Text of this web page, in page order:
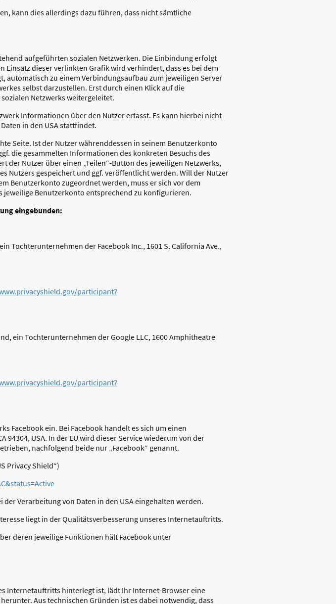
kann dies allerdings dazu führen, dass nicht sämtliche
aufgeführten sozialen Netzwerken. Die Einbindung erfolgt
dieser verlinkten Grafik wird verhindert, dass es bei dem
automatisch zu einem Verbindungsaufbau zum jeweiligen Server
selbst darzustellen. Erst durch einen Klick auf die
Netzwerks weitergeleitet.
Informationen über den Nutzer erfasst. Es kann hierbei nicht
in den USA stattfindet.
Seite. Ist der Nutzer währenddessen in seinem Benutzerkonto
die gesammelten Informationen des konkreten Besuchs des
der Nutzer über einen „Teilen“-Button des jeweiligen Netzwerks,
Nutzers gespeichert und ggf. veröffentlicht werden. Will der Nutzer
Benutzerkonto zugeordnet werden, muss er sich vor dem
jeweilige Benutzerkonto entsprechend zu konfigurieren.
eingebunden:
Tochterunternehmen der Facebook Inc., 1601 S. California Ave.,
participant?
ein Tochterunternehmen der Google LLC, 1600 Amphitheatre
participant?
Facebook ein. Bei Facebook handelt es sich um einen
94304, USA. In der EU wird dieser Service wiederum von der
nachfolgend beide nur „Facebook“ genannt.
Privacy Shield“)
Verarbeitung von Daten in den USA eingehalten werden.
liegt in der Qualitätsverbesserung unseres Internetauftritts.
deren jeweilige Funktionen hält Facebook unter
Internetauftritts hinterlegt ist, lädt Ihr Internet-Browser eine
Aus technischen Gründen ist es dabei notwendig, dass